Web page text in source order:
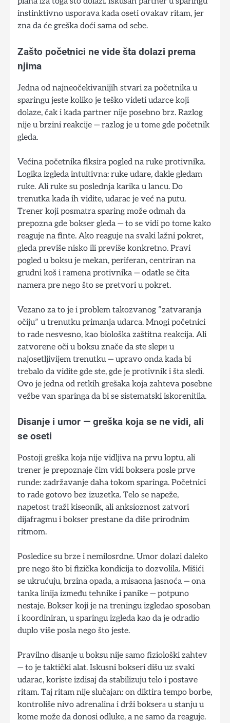
instinktivno usporava kada oseti ovakav ritam, jer
zna da će greška doći sama od sebe.
Zašto početnici ne vide šta dolazi prema
njima
Jedna od najneočekivanijih stvari za početnika u
sparingu jeste koliko je teško videti udarce koji
dolaze, čak i kada partner nije posebno brz. Razlog
nije u brzini reakcije — razlog je u tome gde početnik
gleda.
Većina početnika fiksira pogled na ruke protivnika.
Logika izgleda intuitivna: ruke udare, dakle gledam
ruke. Ali ruke su poslednja karika u lancu. Do
trenutka kada ih vidite, udarac je već na putu.
Trener koji posmatra sparing može odmah da
prepozna gde bokser gleda — to se vidi po tome kako
reaguje na finte. Ako reaguje na svaki lažni pokret,
gleda previše nisko ili previše konkretno. Pravi
pogled u boksu je mekan, periferan, centriran na
grudni koš i ramena protivnika — odatle se čita
namera pre nego što se pretvori u pokret.
Vezano za to je i problem takozvanog “zatvaranja
očiju” u trenutku primanja udarca. Mnogi početnici
to rade nesvesno, kao biološka zaštitna reakcija. Ali
zatvorene oči u boksu znače da ste slepи u
najosetljivijem trenutku — upravo onda kada bi
trebalo da vidite gde ste, gde je protivnik i šta sledi.
Ovo je jedna od retkih grešaka koja zahteva posebne
vežbe van sparinga da bi se sistematski iskorenitila.
Disanje i umor — greška koja se ne vidi, ali
se oseti
Postoji greška koja nije vidljiva na prvu loptu, ali
trener je prepoznaje čim vidi bokserа posle prve
runde: zadržavanje daha tokom sparinga. Početnici
to rade gotovo bez izuzetka. Telo se napeže,
napetost traži kiseonik, ali anksioznost zatvori
dijafragmu i bokser prestane da diše prirodnim
ritmom.
Posledice su brze i nemilosrdne. Umor dolazi daleko
pre nego što bi fizička kondicija to dozvolila. Mišići
se ukrućuju, brzina opada, a misaona jasnoća — ona
tanka linija između tehnike i panike — potpuno
nestaje. Bokser koji je na treningu izgledao sposoban
i koordiniran, u sparingu izgleda kao da je odradio
duplo više posla nego što jeste.
Pravilno disanje u boksu nije samo fiziološki zahtev
— to je taktički alat. Iskusni bokseri dišu uz svaki
udarac, koriste izdisaj da stabilizuju telo i postave
ritam. Taj ritam nije slučajan: on diktira tempo borbe,
kontroliše nivo adrenalinа i drži bokserа u stanju u
kome može da donosi odluke, a ne samo da reaguje.